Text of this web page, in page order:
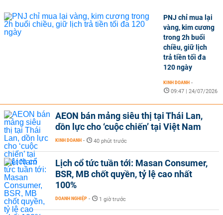
PNJ chỉ mua lại
vàng, kim cương
trong 2h buổi
chiều, giữ lịch
trả tiền tối đa
120 ngày
KINH DOANH -
09:47 | 24/07/2026
AEON bán mảng siêu thị tại Thái Lan,
dồn lực cho ‘cuộc chiến’ tại Việt Nam
KINH DOANH - 40 phút trước
Lịch cổ tức tuần tới: Masan Consumer,
BSR, MB chốt quyền, tỷ lệ cao nhất
100%
DOANH NGHIỆP - 1 giờ trước